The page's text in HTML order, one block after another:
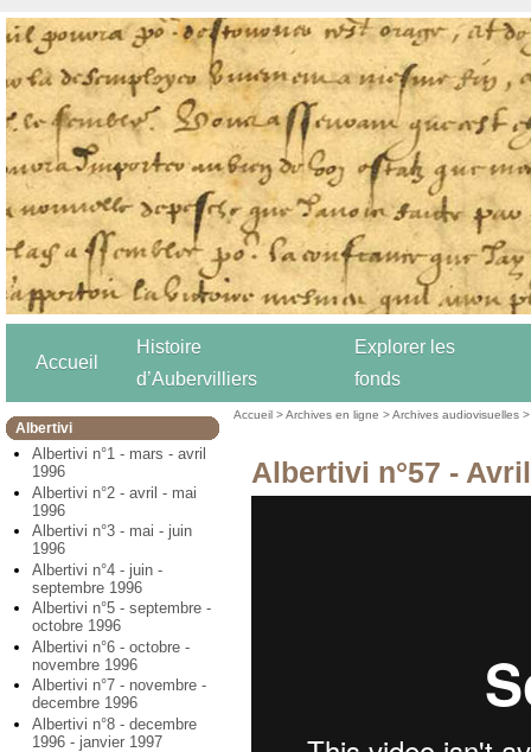
Accueil
Histoire
d’Aubervilliers
Explorer les
fonds
Albertivi
Albertivi n°1 - mars - avril
1996
Albertivi n°2 - avril - mai
1996
Albertivi n°3 - mai - juin
1996
Albertivi n°4 - juin -
septembre 1996
Albertivi n°5 - septembre -
octobre 1996
Albertivi n°6 - octobre -
novembre 1996
Albertivi n°7 - novembre -
decembre 1996
Albertivi n°8 - decembre
1996 - janvier 1997
Accueil >Archives en ligne >Archives audiovisuelles
Albertivi n°57 -